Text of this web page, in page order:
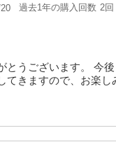
過去1年の購入回数 2回
とうございます。 今
きますので、お楽し